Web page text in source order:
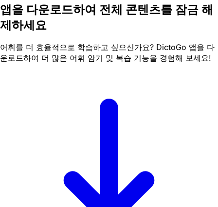
앱을 다운로드하여 전체 콘텐츠를 잠금 해
제하세요
어휘를 더 효율적으로 학습하고 싶으신가요? DictoGo 앱을 다
운로드하여 더 많은 어휘 암기 및 복습 기능을 경험해 보세요!